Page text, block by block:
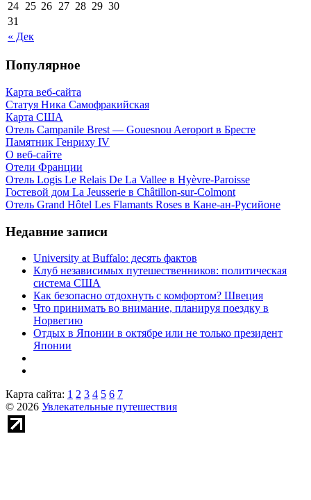
« Дек
24 25 26 27 28 29 30
31
Популярное
Карта веб-сайта
Статуя Ника Самофракийская
Карта США
Отель Campanile Brest — Gouesnou Aeroport в Бресте
Памятник Генриху IV
О веб-сайте
Отели Франции
Отель Logis Le Relais De La Vallee в Hyèvre-Paroisse
Гостевой дом La Jeusserie в Châtillon-sur-Colmont
Отель Grand Hôtel Les Flamants Roses в Кане-ан-Русийоне
Недавние записи
University at Buffalo: десять фактов
Клуб независимых путешественников: политическая
система США
Как безопасно отдохнуть с комфортом? Швеция
Что принимать во внимание, планируя поездку в
Норвегию
Отдых в Японии в октябре или не только президент
Японии
Карта сайта: 1 2 3 4 5 6 7
© 2026 Увлекательные путешествия